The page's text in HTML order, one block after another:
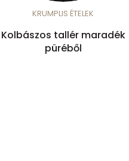
KRUMPLIS ÉTELEK
Kolbászos tallér maradék
püréből